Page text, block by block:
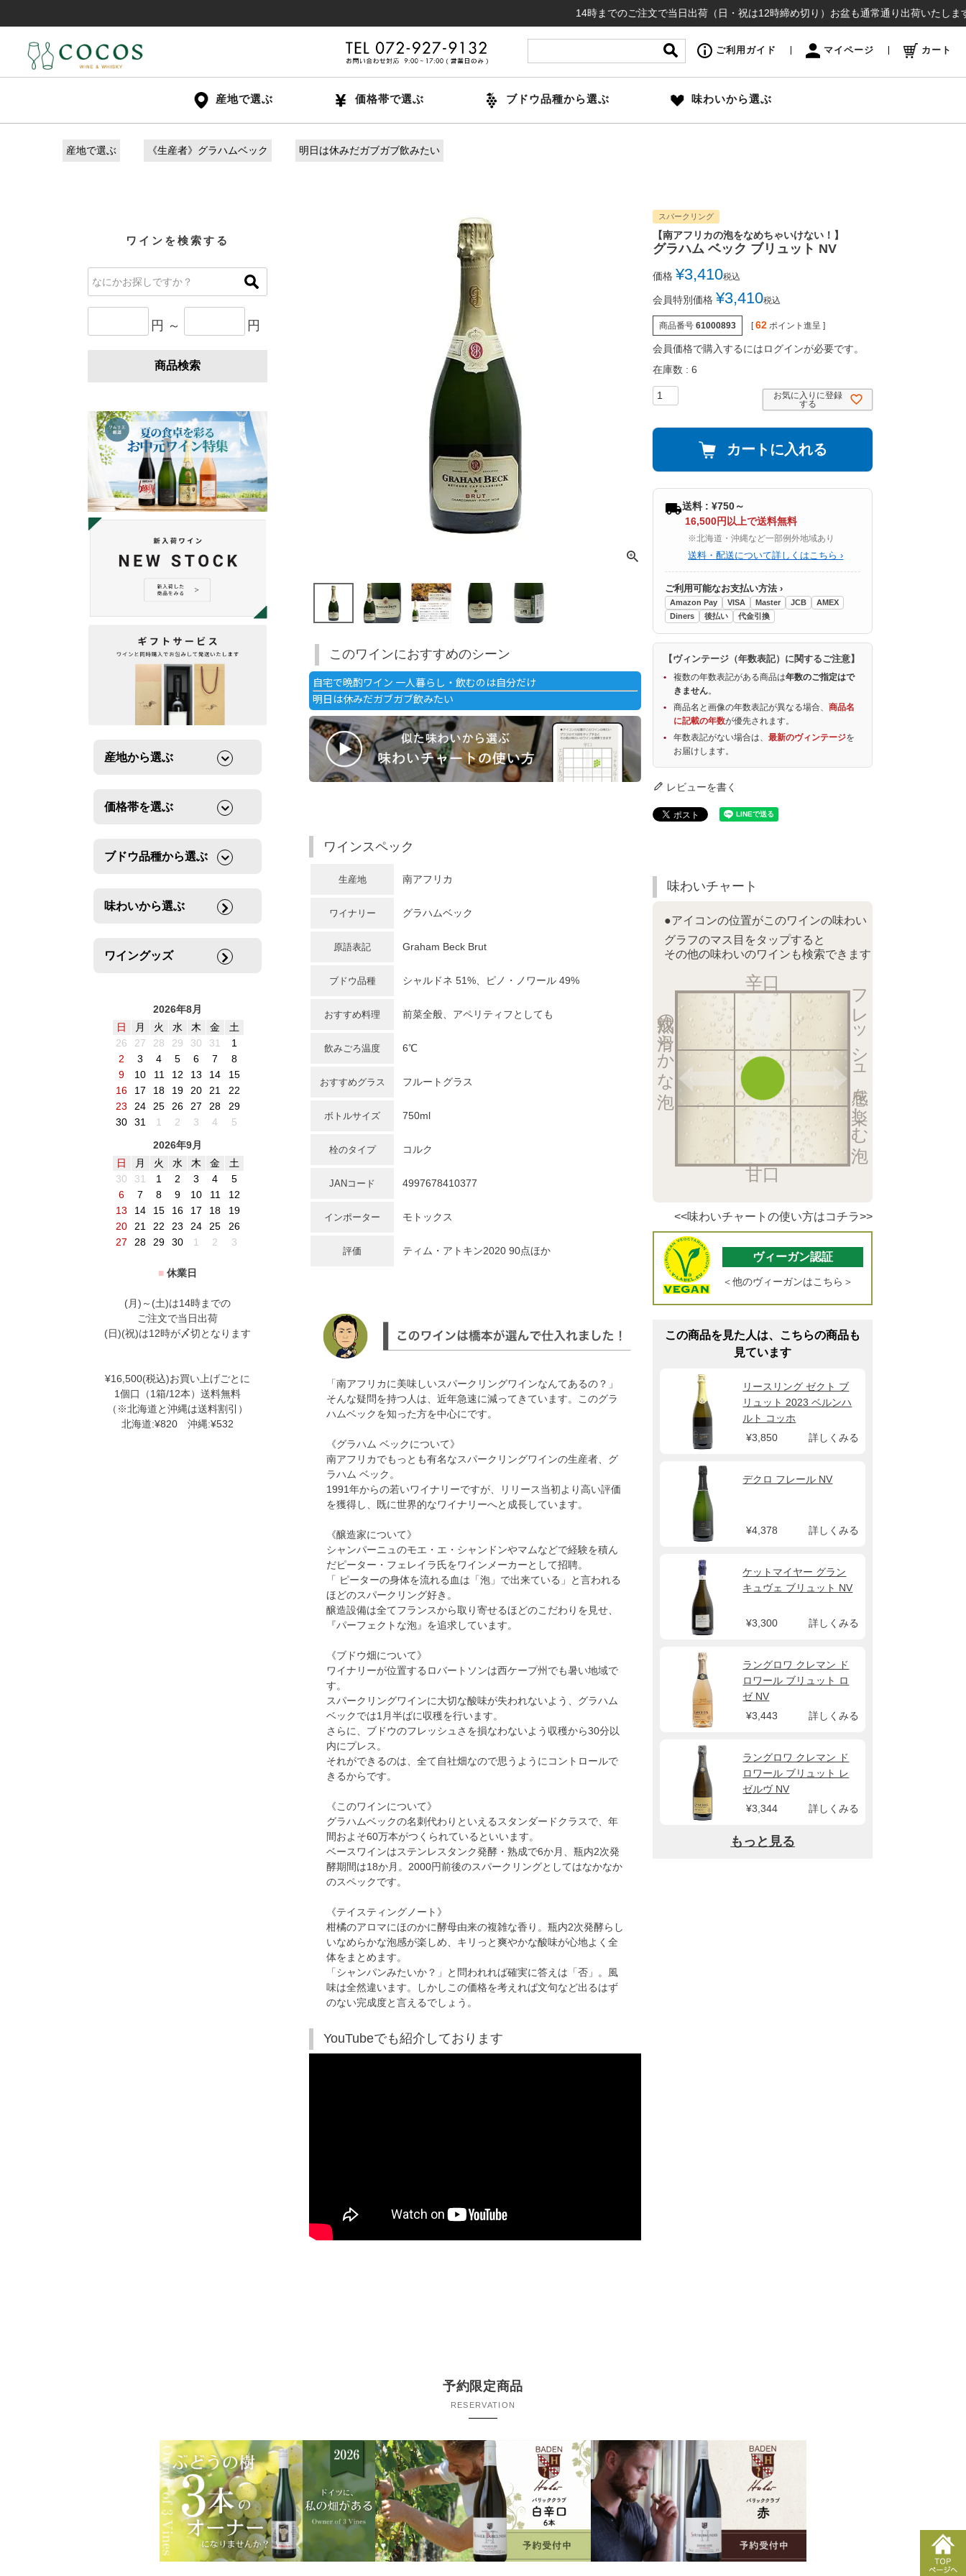
14時までのご注文で当日出荷（日・祝は12時締め切り）お盆も通常通り出荷いたします
ご利用ガイド マイページ カート
産地で選ぶ 価格帯で選ぶ ブドウ品種から選ぶ 味わいから選ぶ
産地で選ぶ 《生産者》グラハムベック 明日は休みだガブガブ飲みたい
ワインを検索する
円 ～ 円
商品検索
産地から選ぶ
価格帯を選ぶ
ブドウ品種から選ぶ
味わいから選ぶ
ワイングッズ
2026年8月
日
月 火 水 木 金
土
26
27 28 29 30 31
1
2
3 4 5 6 7
8
9
10 11 12 13 14
15
16
17 18 19 20 21
22
23
24 25 26 27 28
29
30
31 1 2 3 4
5
2026年9月
日
月 火 水 木 金
土
30
31 1 2 3 4
5
6
7 8 9 10 11
12
13
14 15 16 17 18
19
20
21 22 23 24 25
26
27
28 29 30 1 2 3
■ 休業日
(月)～(土)は14時までの
ご注文で当日出荷
(日)(祝)は12時が〆切となります
¥16,500(税込)お買い上げごとに
1個口（1箱/12本）送料無料
（※北海道と沖縄は送料割引）
北海道:¥820 沖縄:¥532
このワインにおすすめのシーン
自宅で晩酌ワイン 一人暮らし・飲むのは自分だけ
明日は休みだガブガブ飲みたい
ワインスペック
生産地 南アフリカ
ワイナリー グラハムベック
原語表記 Graham Beck Brut
ブドウ品種 シャルドネ 51%、ピノ・ノワール 49%
おすすめ料理 前菜全般、アペリティフとしても
飲みごろ温度 6℃
おすすめグラス フルートグラス
ボトルサイズ 750ml
栓のタイプ コルク
JANコード 4997678410377
インポーター モトックス
評価 ティム・アトキン2020 90点ほか
「南アフリカに美味しいスパークリングワインなんてあるの？」
そんな疑問を持つ人は、近年急速に減ってきています。このグラ
ハムベックを知った方を中心にです。
《グラハム ベックについて》
南アフリカでもっとも有名なスパークリングワインの生産者、グ
ラハム ベック。
1991年からの若いワイナリーですが、リリース当初より高い評価
を獲得し、既に世界的なワイナリーへと成長しています。
《醸造家について》
シャンパーニュのモエ・エ・シャンドンやマムなどで経験を積ん
だピーター・フェレイラ氏をワインメーカーとして招聘。
「 ピーターの身体を流れる血は「泡」で出来ている」と言われる
ほどのスパークリング好き。
醸造設備は全てフランスから取り寄せるほどのこだわりを見せ、
『パーフェクトな泡』を追求しています。
《ブドウ畑について》
ワイナリーが位置するロバートソンは西ケープ州でも暑い地域で
す。
スパークリングワインに大切な酸味が失われないよう、グラハム
ベックでは1月半ばに収穫を行います。
さらに、ブドウのフレッシュさを損なわないよう収穫から30分以
内にプレス。
それができるのは、全て自社畑なので思うようにコントロールで
きるからです。
《このワインについて》
グラハムベックの名刺代わりといえるスタンダードクラスで、年
間およそ60万本がつくられているといいます。
ベースワインはステンレスタンク発酵・熟成で6か月、瓶内2次発
酵期間は18か月。2000円前後のスパークリングとしてはなかなか
のスペックです。
《テイスティングノート》
柑橘のアロマにほのかに酵母由来の複雑な香り。瓶内2次発酵らし
いなめらかな泡感が楽しめ、キリっと爽やかな酸味が心地よく全
体をまとめます。
「シャンパンみたいか？」と問われれば確実に答えは「否」。風
味は全然違います。しかしこの価格を考えれば文句など出るはず
のない完成度と言えるでしょう。
YouTubeでも紹介しております
スパークリング
【南アフリカの泡をなめちゃいけない！】
グラハム ベック ブリュット NV
価格 ¥3,410税込
会員特別価格 ¥3,410税込
商品番号 61000893 [ 62 ポイント進呈 ]
会員価格で購入するにはログインが必要です。
在庫数
6
お気に入りに登録
する
カートに入れる
送料 : ¥750～
16,500円以上で送料無料
※北海道・沖縄など一部例外地域あり
送料・配送について詳しくはこちら ›
ご利用可能なお支払い方法 ›
Amazon Pay VISA Master JCB
AMEX
Diners
後払い 代金引換
【ヴィンテージ（年数表記）に関するご注意】
複数の年数表記がある商品は年数のご指定はで
きません。
商品名と画像の年数表記が異なる場合、商品名
に記載の年数が優先されます。
年数表記がない場合は、最新のヴィンテージを
お届けします。
レビューを書く
味わいチャート
●アイコンの位置がこのワインの味わい
グラフのマス目をタップすると
その他の味わいのワインも検索できます
辛口 フレッシュ感を楽しむ泡
甘口
熟成の滑らかな泡
<<味わいチャートの使い方はコチラ>>
ヴィーガン認証
＜他のヴィーガンはこちら＞
この商品を見た人は、こちらの商品も
見ています
リースリング ゼクト ブ
リュット 2023 ベルンハ
ルト コッホ
¥3,850
詳しくみる
デクロ フレール NV
¥4,378 詳しくみる
ケットマイヤー グラン
キュヴェ ブリュット NV
¥3,300 詳しくみる
ラングロワ クレマン ド
ロワール ブリュット ロ
ゼ NV
¥3,443
詳しくみる
ラングロワ クレマン ド
ロワール ブリュット レ
ゼルヴ NV
¥3,344
詳しくみる
もっと見る
予約限定商品
RESERVATION